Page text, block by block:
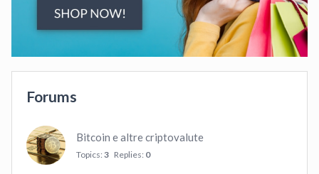
Forums
Bitcoin e altre criptovalute
Topics: 3 Replies: 0